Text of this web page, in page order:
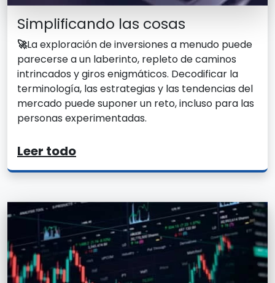
Simplificando las cosas
🚀La exploración de inversiones a menudo puede
parecerse a un laberinto, repleto de caminos
intrincados y giros enigmáticos. Decodificar la
terminología, las estrategias y las tendencias del
mercado puede suponer un reto, incluso para las
personas experimentadas.
Leer todo